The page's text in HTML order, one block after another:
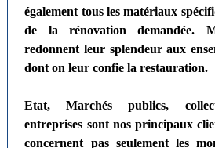
également tous les matériaux
de la rénovation demandée.
redonnent leur splendeur aux
dont on leur confie la restauration.
Etat, Marchés publics,
entreprises sont nos principaux
concernent pas seulement les